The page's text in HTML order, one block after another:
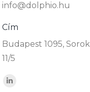
info@dolphio.hu
Cím
Budapest 1095,
11/5
Find us on:
Linkedin